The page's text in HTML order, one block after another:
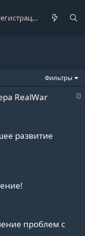
Регистрация
Фильтры
З
RealWar
развитие
проблем с